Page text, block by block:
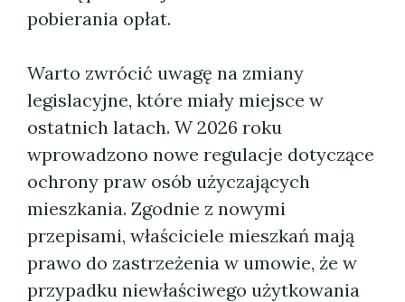
pobierania opłat.
Warto zwrócić uwagę na zmiany
legislacyjne, które miały miejsce w
ostatnich latach. W 2026 roku
wprowadzono nowe regulacje dotyczące
ochrony praw osób użyczających
mieszkania. Zgodnie z nowymi
przepisami, właściciele mieszkań mają
prawo do zastrzeżenia w umowie, że w
przypadku niewłaściwego użytkowania